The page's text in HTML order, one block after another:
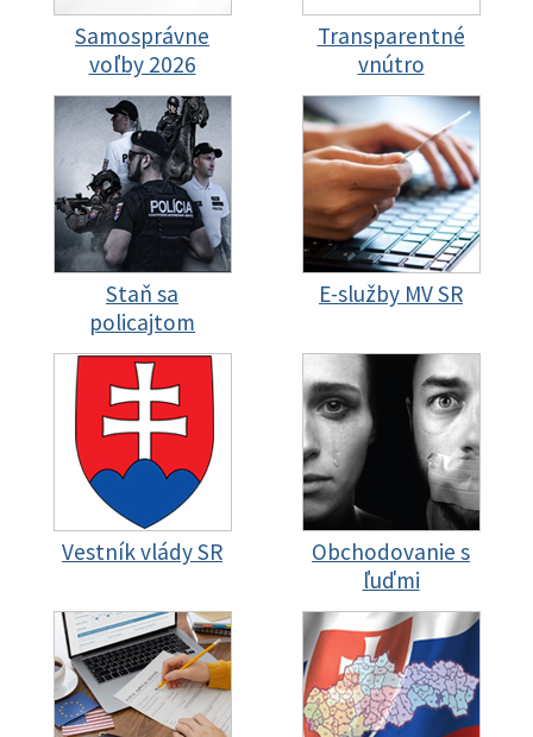
Samosprávne
voľby 2026
Transparentné
vnútro
Staň sa
policajtom
E-služby MV SR
Vestník vlády SR
Obchodovanie s
ľuďmi